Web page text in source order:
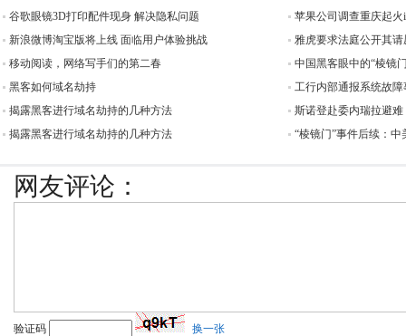
谷歌眼镜3D打印配件现身 解决隐私问题
新浪微博淘宝版将上线 面临用户体验挑战
移动阅读，网络写手们的第二春
黑客如何域名劫持
揭露黑客进行域名劫持的几种方法
揭露黑客进行域名劫持的几种方法
苹果公司调查重庆起火
雅虎要求法庭公开其
中国黑客眼中的“棱镜
工行内部通报系统故
斯诺登赴委内瑞拉避
“棱镜门”事件后续：
网友评论：
验证码 换一张